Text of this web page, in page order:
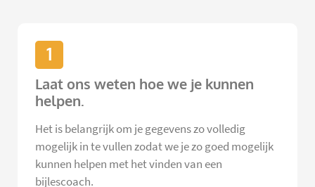
1
Laat ons weten hoe we je kunnen
helpen.
Het is belangrijk om je gegevens zo volledig
mogelijk in te vullen zodat we je zo goed mogelijk
kunnen helpen met het vinden van een
bijlescoach.